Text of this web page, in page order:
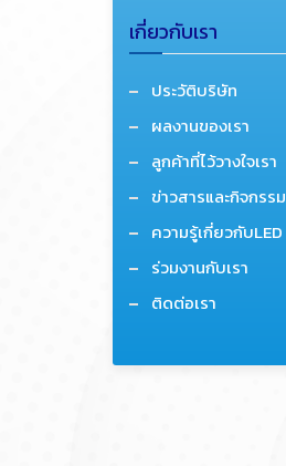
เกี่ยวกับเรา
ประวัติบริษัท
ผลงานของเรา
ลูกค้าที่ไว้วางใจเรา
ข่าวสารและกิจกรรม
ความรู้เกี่ยวกับLED
ร่วมงานกับเรา
ติดต่อเรา